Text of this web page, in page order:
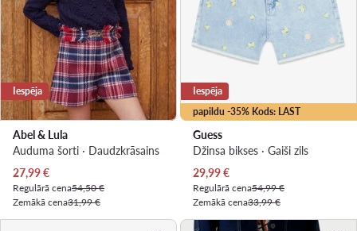
Iespēja
Abel & Lula
Auduma šorti · Daudzkrāsains
Pašreizējā cena
27,99€
Regulārā cena54,50 €
Zemākā cena31,99 €
papildu -35% Kods: LAST
Iespēja
Guess
Džinsa bikses · Gaiši zils
Pašreizējā cena
29,99€
Regulārā cena54,99 €
Zemākā cena33,99 €